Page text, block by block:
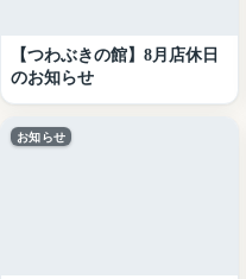
【つわぶきの館】8月店休日
のお知らせ
お知らせ